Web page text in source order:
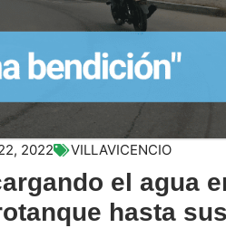
2022 VILLAVICENCIO
el agua
hasta